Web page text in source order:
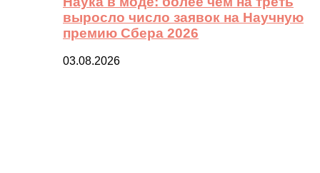
выросло число заявок на Научную
премию Сбера 2026
03.08.2026